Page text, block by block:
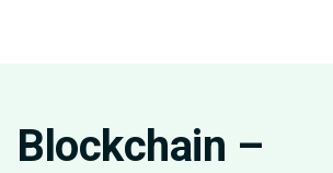
Blockchain –